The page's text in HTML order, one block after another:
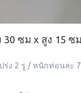
30 ซม x สูง 15 ซ
ร่ง 2 รู / หนักท่อนละ